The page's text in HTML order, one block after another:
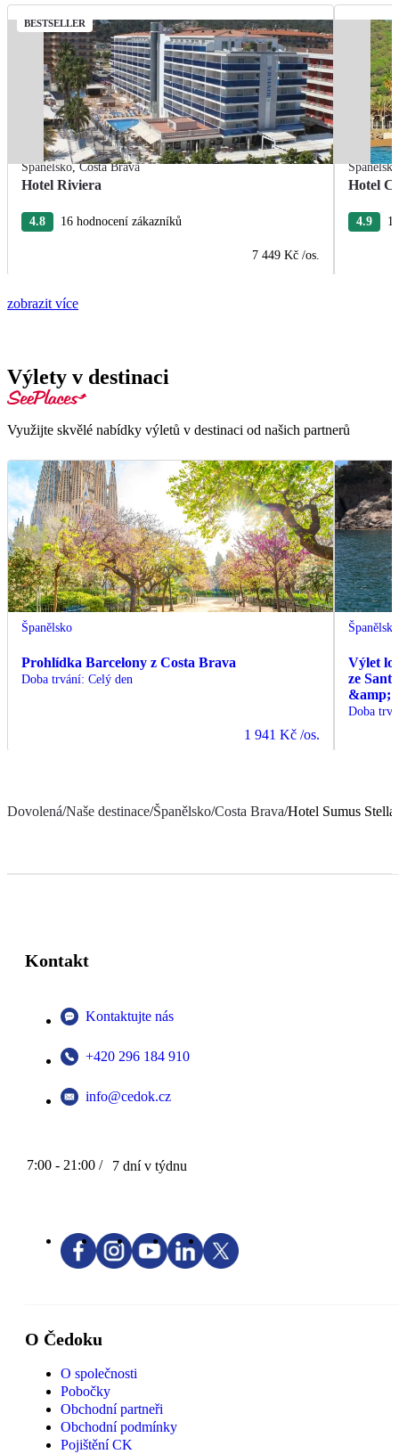
BESTSELLER
Španělsko,Costa Brava
Hotel Riviera
4.8 16 hodnocení zákazníků
7 449 Kč /os.
Španělsko
Hotel
4.9
zobrazit více
Výlety v destinaci
Využijte skvělé nabídky výletů v destinaci od našich partnerů
Španělsko
Prohlídka Barcelony z Costa Brava
Doba trvání: Celý den
1 941 Kč /os.
Španělsko
Výlet
ze
&amp;
Doba
Dovolená/Naše destinace/Španělsko/Costa Brava/Hotel Sumus
Kontakt
Kontaktujte nás
+420 296 184 910
info@cedok.cz
7:00 - 21:00 / 7 dní v týdnu
O Čedoku
O společnosti
Pobočky
Obchodní partneři
Obchodní podmínky
Pojištění CK